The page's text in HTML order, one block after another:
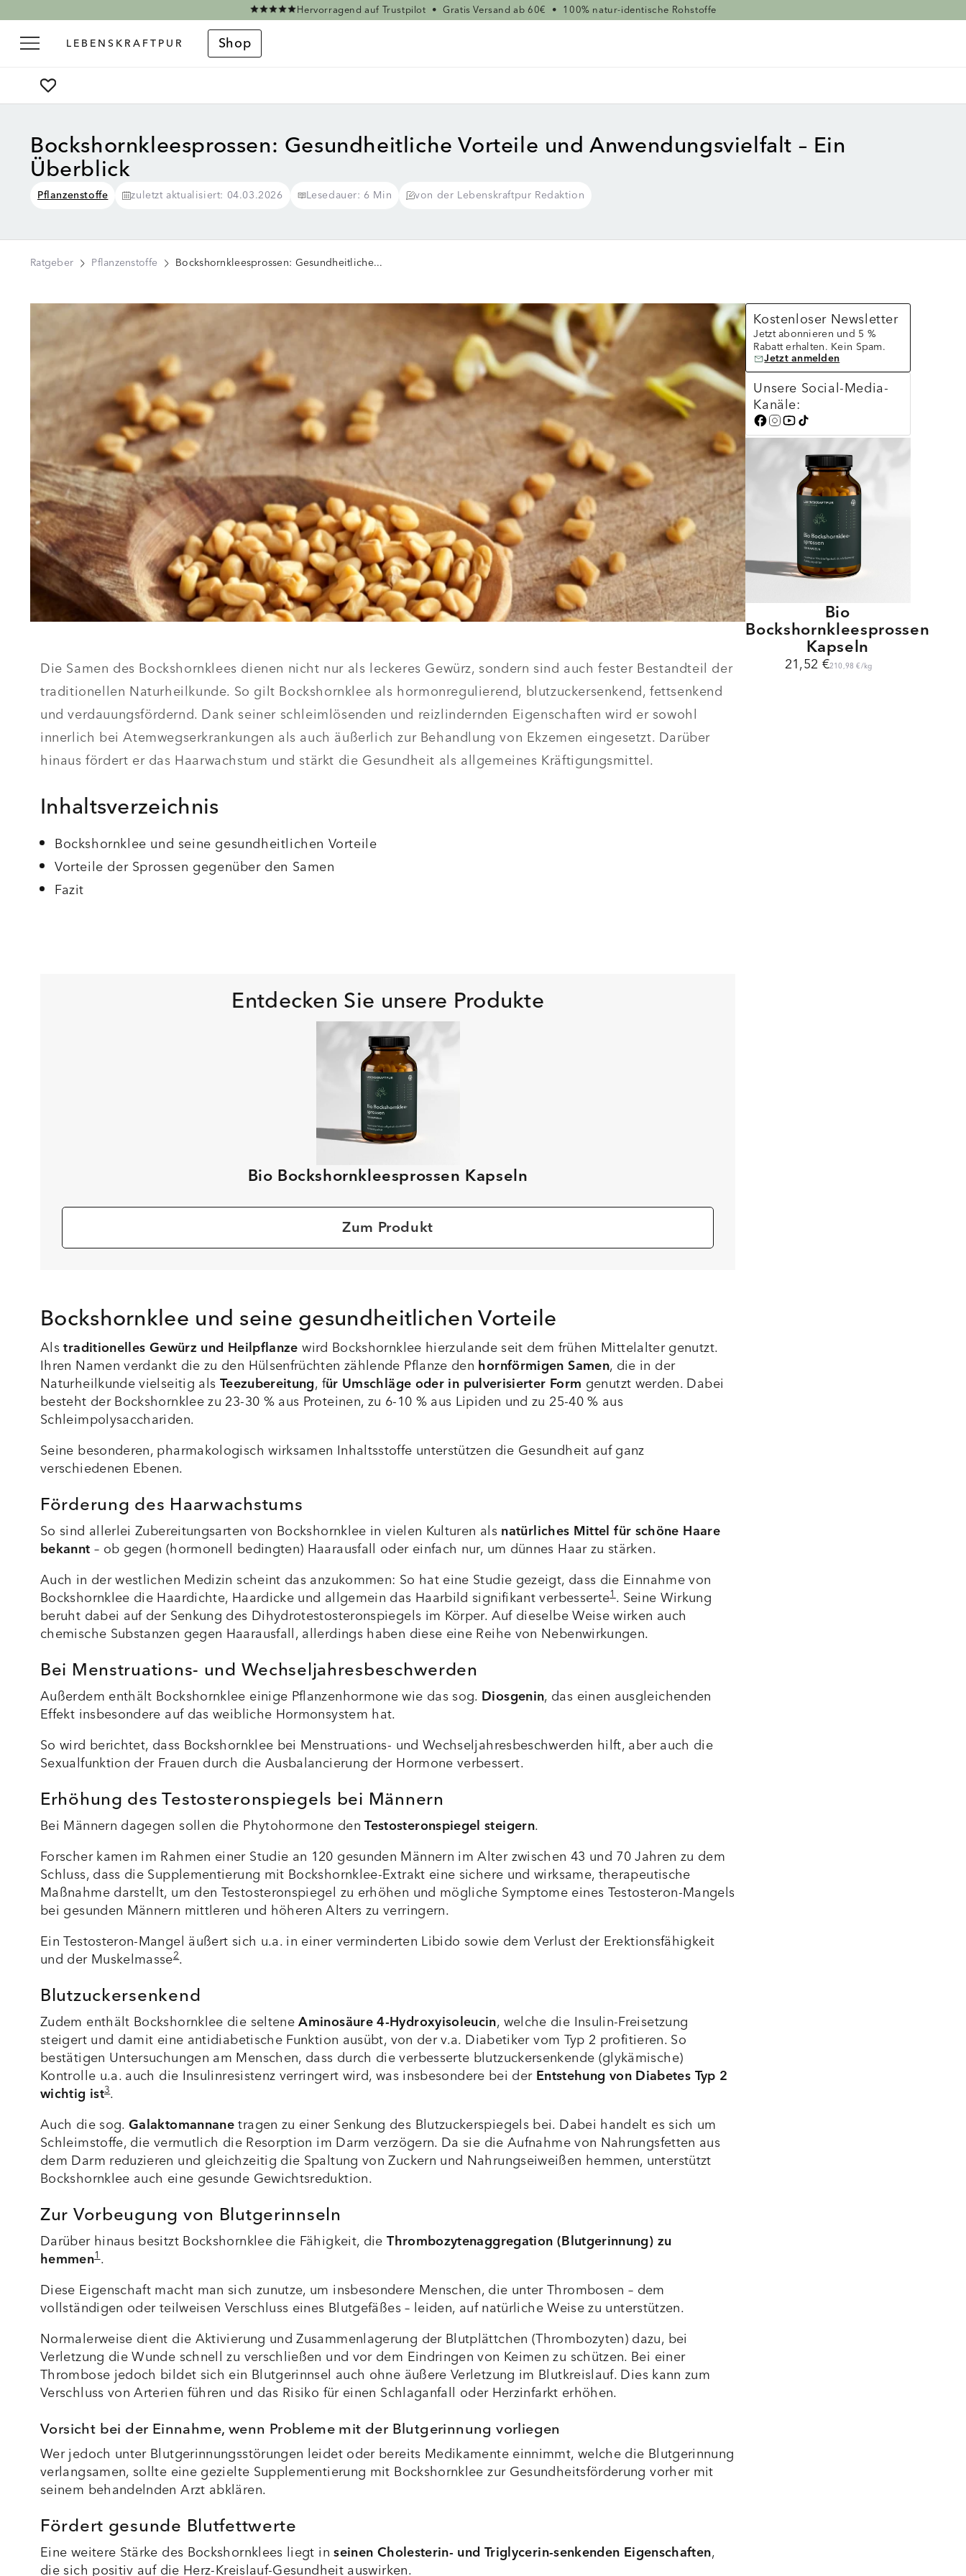
Hervorragend auf Trustpilot • Gratis Versand ab 60€ • 100% natur-identische Rohstoffe
Shop
Bockshornkleesprossen: Gesundheitliche Vorteile und Anwendungsvielfalt – Ein
Überblick
Pflanzenstoffe zuletzt aktualisiert: 04.03.2026 Lesedauer: 6 Min von der Lebenskraftpur Redaktion
Ratgeber Pflanzenstoffe Bockshornkleesprossen: Gesundheitliche...
Die Samen des Bockshornklees dienen nicht nur als leckeres Gewürz, sondern sind auch fester Bestandteil der
traditionellen Naturheilkunde. So gilt Bockshornklee als hormonregulierend, blutzuckersenkend, fettsenkend
und verdauungsfördernd. Dank seiner schleimlösenden und reizlindernden Eigenschaften wird er sowohl
innerlich bei Atemwegserkrankungen als auch äußerlich zur Behandlung von Ekzemen eingesetzt. Darüber
hinaus fördert er das Haarwachstum und stärkt die Gesundheit als allgemeines Kräftigungsmittel.
Inhaltsverzeichnis
Bockshornklee und seine gesundheitlichen Vorteile
Vorteile der Sprossen gegenüber den Samen
Fazit
Entdecken Sie unsere Produkte
Bio Bockshornkleesprossen Kapseln
Zum Produkt
Bockshornklee und seine gesundheitlichen Vorteile
Alstraditionelles Gewürz und Heilpflanzewird Bockshornklee hierzulande seit dem frühen Mittelalter genutzt.
Ihren Namen verdankt die zu den Hülsenfrüchten zählende Pflanze den hornförmigen Samen, die in der
Naturheilkunde vielseitig alsTeezubereitung, für Umschläge oder in pulverisierter Form genutzt werden. Dabei
besteht der Bockshornklee zu 23-30 % aus Proteinen, zu 6-10 % aus Lipiden und zu 25-40 % aus
Schleimpolysacchariden.
Seine besonderen, pharmakologisch wirksamen Inhaltsstoffe unterstützen die Gesundheit auf ganz
verschiedenen Ebenen.
Förderung des Haarwachstums
So sind allerlei Zubereitungsarten von Bockshornklee in vielen Kulturen alsnatürliches Mittel für schöne Haare
bekannt– ob gegen (hormonell bedingten) Haarausfall oder einfach nur, um dünnes Haar zu stärken.
Auch in der westlichen Medizin scheint das anzukommen: So hat eine Studie gezeigt, dass die Einnahme von
Bockshornklee die Haardichte, Haardicke und allgemein das Haarbild signifikant verbesserte1. Seine Wirkung
beruht dabei auf der Senkung des Dihydrotestosteronspiegels im Körper. Auf dieselbe Weise wirken auch
chemische Substanzen gegen Haarausfall, allerdings haben diese eine Reihe von Nebenwirkungen.
Bei Menstruations- und Wechseljahresbeschwerden
Außerdem enthält Bockshornklee einige Pflanzenhormone wie das sog. Diosgenin, das einen ausgleichenden
Effekt insbesondere auf das weibliche Hormonsystem hat.
So wird berichtet, dass Bockshornklee bei Menstruations- und Wechseljahresbeschwerden hilft, aber auch die
Sexualfunktion der Frauen durch die Ausbalancierung der Hormone verbessert.
Erhöhung des Testosteronspiegels bei Männern
Bei Männern dagegen sollen die Phytohormone denTestosteronspiegel steigern.
Forscher kamen im Rahmen einer Studie an 120 gesunden Männern im Alter zwischen 43 und 70 Jahren zu dem
Schluss, dass die Supplementierung mit Bockshornklee-Extrakt eine sichere und wirksame, therapeutische
Maßnahme darstellt, um den Testosteronspiegel zu erhöhen und mögliche Symptome eines Testosteron-Mangels
bei gesunden Männern mittleren und höheren Alters zu verringern.
Ein Testosteron-Mangel äußert sich u.a. in einer verminderten Libido sowie dem Verlust der Erektionsfähigkeit
und der Muskelmasse2.
Blutzuckersenkend
Zudem enthält Bockshornklee die selteneAminosäure 4-Hydroxyisoleucin, welche die Insulin-Freisetzung
steigert und damit eine antidiabetische Funktion ausübt, von der v.a. Diabetiker vom Typ 2 profitieren. So
bestätigen Untersuchungen am Menschen, dass durch die verbesserte blutzuckersenkende (glykämische)
Kontrolle u.a. auch die Insulinresistenz verringert wird, was insbesondere bei derEntstehung von Diabetes Typ 2
wichtig ist3.
Auch die sog.Galaktomannanetragen zu einer Senkung des Blutzuckerspiegels bei. Dabei handelt es sich um
Schleimstoffe, die vermutlich die Resorption im Darm verzögern. Da sie die Aufnahme von Nahrungsfetten aus
dem Darm reduzieren und gleichzeitig die Spaltung von Zuckern und Nahrungseiweißen hemmen, unterstützt
Bockshornklee auch eine gesunde Gewichtsreduktion.
Zur Vorbeugung von Blutgerinnseln
Darüber hinaus besitzt Bockshornklee die Fähigkeit, dieThrombozytenaggregation (Blutgerinnung)zu
hemmen1.
Diese Eigenschaft macht man sich zunutze, um insbesondere Menschen, die unter Thrombosen – dem
vollständigen oder teilweisen Verschluss eines Blutgefäßes – leiden, auf natürliche Weise zu unterstützen.
Normalerweise dient die Aktivierung und Zusammenlagerung der Blutplättchen (Thrombozyten) dazu, bei
Verletzung die Wunde schnell zu verschließen und vor dem Eindringen von Keimen zu schützen. Bei einer
Thrombose jedoch bildet sich ein Blutgerinnsel auch ohne äußere Verletzung im Blutkreislauf. Dies kann zum
Verschluss von Arterien führen und das Risiko für einen Schlaganfall oder Herzinfarkt erhöhen.
Vorsicht bei der Einnahme, wenn Probleme mit der Blutgerinnung vorliegen
Wer jedoch unter Blutgerinnungsstörungen leidet oder bereits Medikamente einnimmt, welche die Blutgerinnung
verlangsamen, sollte eine gezielte Supplementierung mit Bockshornklee zur Gesundheitsförderung vorher mit
seinem behandelnden Arzt abklären.
Fördert gesunde Blutfettwerte
Eine weitere Stärke des Bockshornklees liegt inseinen Cholesterin- und Triglycerin-senkenden Eigenschaften,
die sich positiv auf die Herz-Kreislauf-Gesundheit auswirken.
Kostenloser Newsletter
Jetzt abonnieren und 5 %
Rabatt erhalten. Kein Spam.
Jetzt anmelden
Unsere Social-Media-
Kanäle:
Bio
Bockshornkleesprossen
Kapseln
21,52 €210,98 €/kg